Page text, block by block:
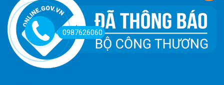
0987626060